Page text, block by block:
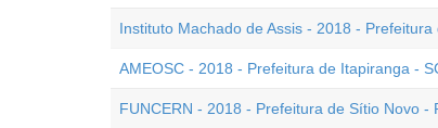
Instituto Machado de Assis - 2018 -
AMEOSC - 2018 - Prefeitura de Itapiranga -
FUNCERN - 2018 - Prefeitura de Sítio Novo -